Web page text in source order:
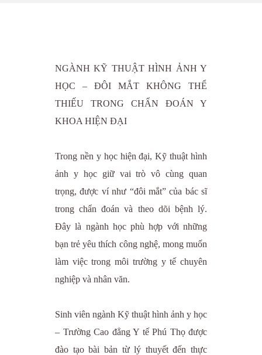
NGÀNH KỸ THUẬT HÌNH ẢNH Y
HỌC – ĐÔI MẮT KHÔNG THỂ
THIẾU TRONG CHẨN ĐOÁN Y
KHOA HIỆN ĐẠI
Trong nền y học hiện đại, Kỹ thuật hình
ảnh y học giữ vai trò vô cùng quan
trọng, được ví như “đôi mắt” của bác sĩ
trong chẩn đoán và theo dõi bệnh lý.
Đây là ngành học phù hợp với những
bạn trẻ yêu thích công nghệ, mong muốn
làm việc trong môi trường y tế chuyên
nghiệp và nhân văn.
Sinh viên ngành Kỹ thuật hình ảnh y học
– Trường Cao đẳng Y tế Phú Thọ được
đào tạo bài bản từ lý thuyết đến thực